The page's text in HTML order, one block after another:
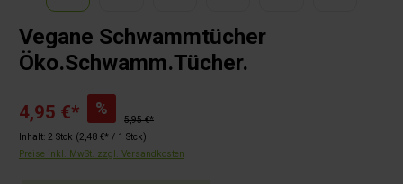
Vegane Schwammtücher
Öko.Schwamm.Tücher.
4,95 €* %
5,95 €*
Inhalt: 2 Stck (2,48 €* / 1 Stck)
Preise inkl. MwSt. zzgl. Versandkosten